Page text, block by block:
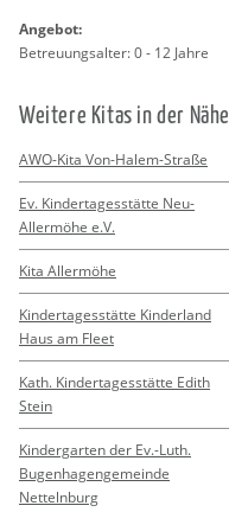
An­ge­bot:
Be­treu­ungs­al­ter: 0 - 12 Jahre
Wei­te­re Kitas in der Nähe
AWO-Kita Von-Halem-Straße
Ev. Kindertagesstätte Neu-
Allermöhe e.V.
Kita Allermöhe
Kindertagesstätte Kinderland
Haus am Fleet
Kath. Kindertagesstätte Edith
Stein
Kindergarten der Ev.-Luth.
Bugenhagengemeinde
Nettelnburg